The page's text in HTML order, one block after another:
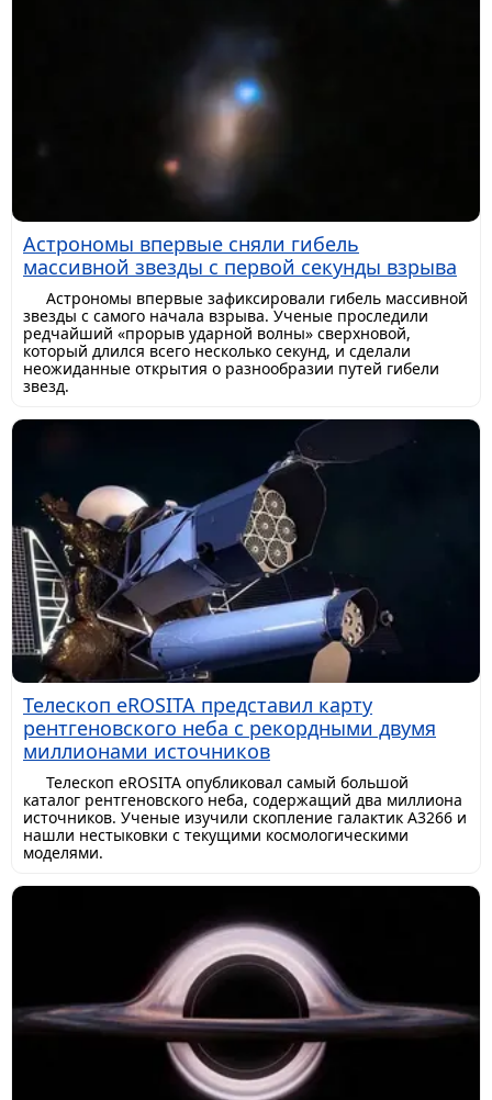
Астрономы впервые сняли гибель
массивной звезды с первой секунды взрыва
Астрономы впервые зафиксировали гибель массивной
звезды с самого начала взрыва. Ученые проследили
редчайший «прорыв ударной волны» сверхновой,
который длился всего несколько секунд, и сделали
неожиданные открытия о разнообразии путей гибели
звезд.
Телескоп eROSITA представил карту
рентгеновского неба с рекордными двумя
миллионами источников
Телескоп eROSITA опубликовал самый большой
каталог рентгеновского неба, содержащий два миллиона
источников. Ученые изучили скопление галактик A3266 и
нашли нестыковки с текущими космологическими
моделями.